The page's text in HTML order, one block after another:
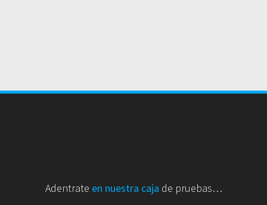
Adentrate en nuestra caja de pruebas…